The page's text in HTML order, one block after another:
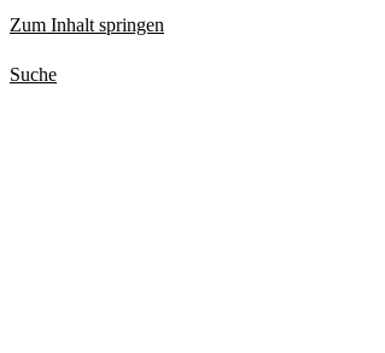
Zum Inhalt springen
Suche